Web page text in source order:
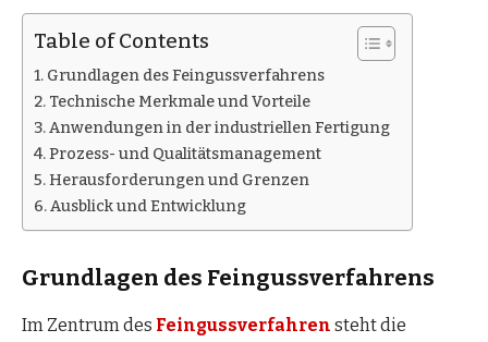
Table of Contents
Grundlagen des Feingussverfahrens
Technische Merkmale und Vorteile
Anwendungen in der industriellen Fertigung
Prozess- und Qualitätsmanagement
Herausforderungen und Grenzen
Ausblick und Entwicklung
Grundlagen des Feingussverfahrens
Im Zentrum des Feingussverfahren steht die